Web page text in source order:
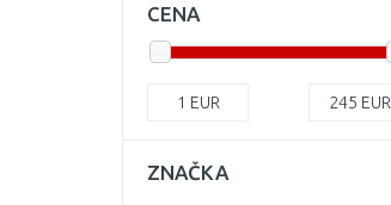
CENA
1 EUR 245 EUR
ZNAČKA